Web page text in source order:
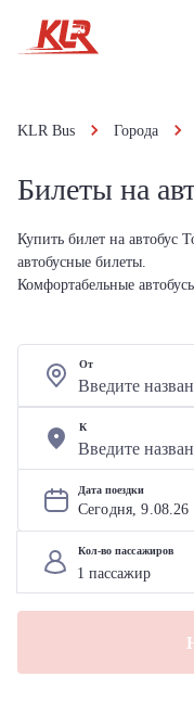
KLR Bus Города
Билеты на
Купить билет на автобус
автобусные билеты.
Комфортабельные
От
К
Дата поездки
Сегодня, 9.08.26
Кол-во пассажиров